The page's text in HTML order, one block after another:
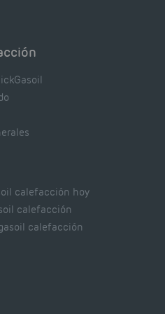
calefacción hoy
calefacción
calefacción